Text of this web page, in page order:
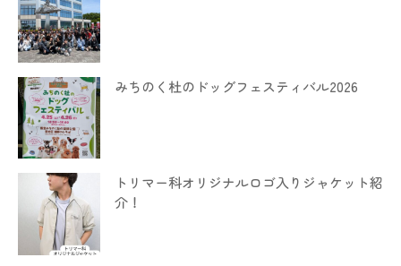
みちのく杜のドッグフェスティバル2026
トリマー科オリジナルロゴ入りジャケット紹
介！